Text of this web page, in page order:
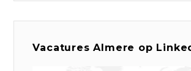
Vacatures Almere op